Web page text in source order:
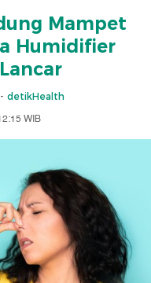
Mampet
Humidifier
detikHealth
WIB